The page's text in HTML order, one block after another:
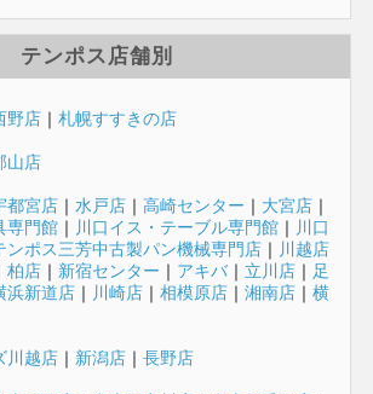
テンポス店舗別
野店｜ 札幌すすきの店
山店
都宮店｜ 水戸店｜ 高崎センター ｜ 大宮店｜
専門館｜ 川口イス・テーブル専門館｜ 川口
ンポス三芳中古製パン機械専門店｜ 川越店
柏店｜ 新宿センター ｜ アキバ｜ 立川店｜ 足
浜新道店｜ 川崎店｜ 相模原店｜ 湘南店｜ 横
川越店｜ 新潟店｜ 長野店